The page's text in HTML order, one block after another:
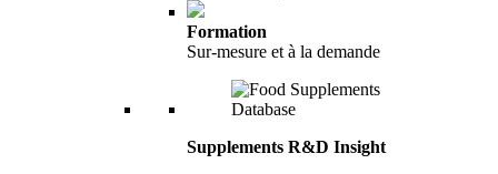
Formation
Sur-mesure et à la demande
Supplements R&D Insight